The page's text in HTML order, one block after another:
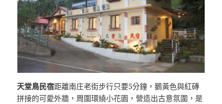
天堂鳥民宿距離南庄老街步行只要5分鐘，鵝黃色與紅磚
拼接的可愛外牆，周圍環繞小花園，營造出古意氛圍，是